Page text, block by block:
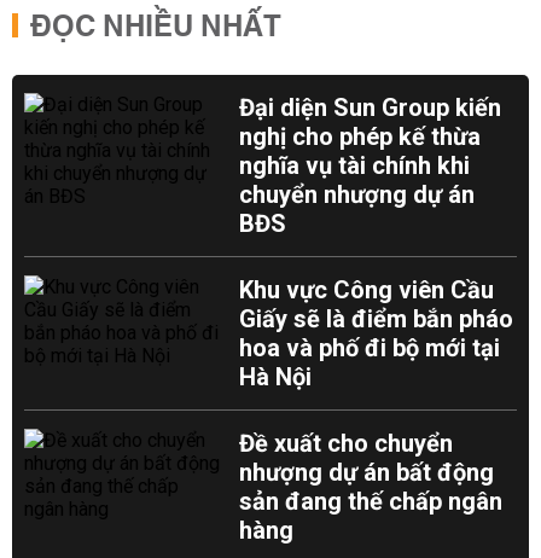
ĐỌC NHIỀU NHẤT
Đại diện Sun Group kiến
nghị cho phép kế thừa
nghĩa vụ tài chính khi
chuyển nhượng dự án
BĐS
Khu vực Công viên Cầu
Giấy sẽ là điểm bắn pháo
hoa và phố đi bộ mới tại
Hà Nội
Đề xuất cho chuyển
nhượng dự án bất động
sản đang thế chấp ngân
hàng